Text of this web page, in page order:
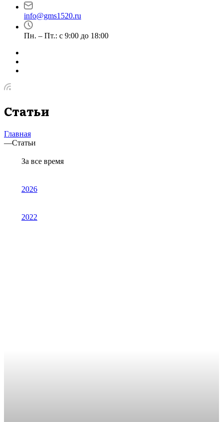
info@gms1520.ru
Пн. – Пт.: с 9:00 до 18:00
Статьи
Главная
—Статьи
За все время
2026
2022